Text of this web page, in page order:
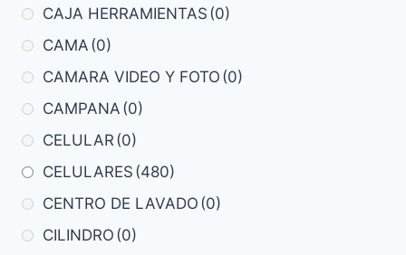
CAJA HERRAMIENTAS (0)
CAMA (0)
CAMARA VIDEO Y FOTO (0)
CAMPANA (0)
CELULAR (0)
CELULARES (480)
CENTRO DE LAVADO (0)
CILINDRO (0)